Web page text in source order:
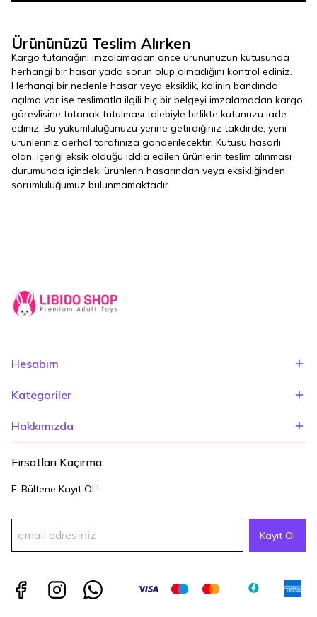
Ürününüzü Teslim Alırken
Kargo tutanağını imzalamadan önce ürününüzün kutusunda
herhangi bir hasar yada sorun olup olmadığını kontrol ediniz.
Herhangi bir nedenle hasar veya eksiklik, kolinin bandında
açılma var ise teslimatla ilgili hiç bir belgeyi imzalamadan kargo
görevlisine tutanak tutulması talebiyle birlikte kutunuzu iade
ediniz. Bu yükümlülüğünüzü yerine getirdiğiniz takdirde, yeni
ürünleriniz derhal tarafınıza gönderilecektir. Kutusu hasarlı
olan, içeriği eksik olduğu iddia edilen ürünlerin teslim alınması
durumunda içindeki ürünlerin hasarından veya eksikliğinden
sorumluluğumuz bulunmamaktadır.
Hesabım
Kategoriler
Hakkımızda
Fırsatları Kaçırma
E-Bültene Kayıt Ol !
Kayıt Ol